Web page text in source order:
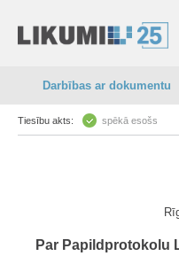
Darbības ar dokumentu
Tiesību akts: spēkā esošs
Par Papildprotokolu